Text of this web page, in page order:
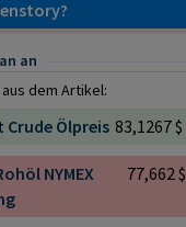
an
dem Artikel:
Crude Ölpreis 83,1267 $
NYMEX
77,662 $